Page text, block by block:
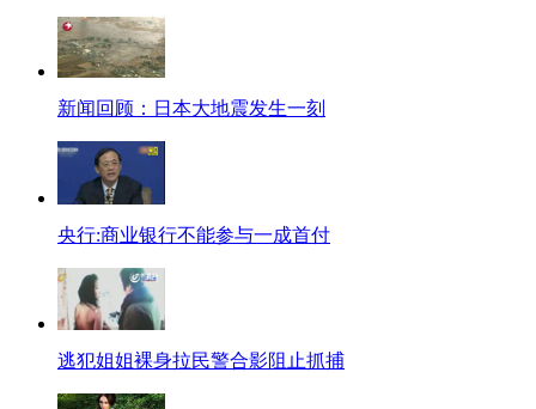
新闻回顾：日本大地震发生一刻
央行:商业银行不能参与一成首付
逃犯姐姐裸身拉民警合影阻止抓捕